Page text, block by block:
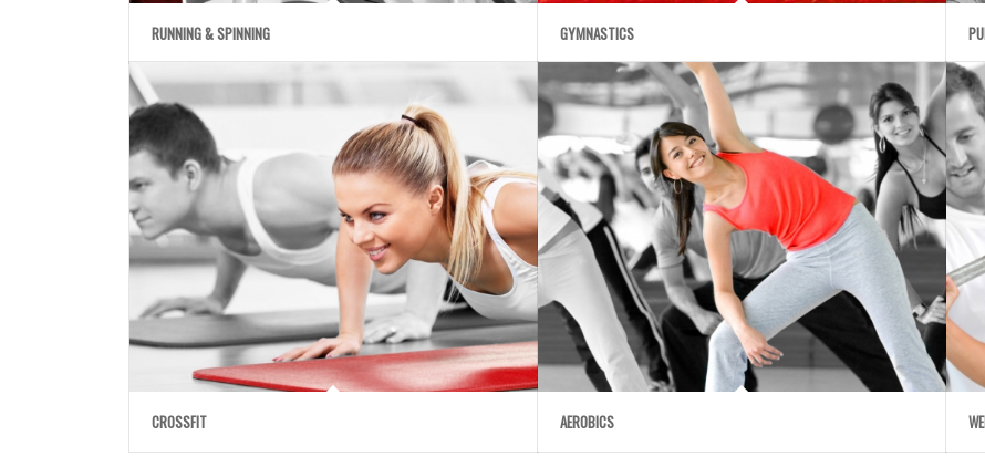
RUNNING & SPINNING GYMNASTICS
CROSSFIT AEROBICS